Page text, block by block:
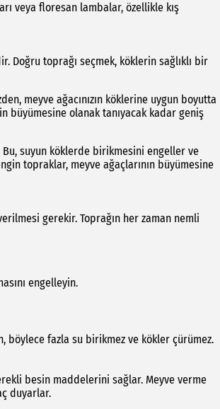
veya floresan lambalar, özellikle kış
Doğru toprağı seçmek, köklerin sağlıklı bir
meyve ağacınızın köklerine uygun boyutta
büyümesine olanak tanıyacak kadar geniş
suyun köklerde birikmesini engeller ve
topraklar, meyve ağaçlarının büyümesine
gerekir. Toprağın her zaman nemli
engelleyin.
böylece fazla su birikmez ve kökler çürümez.
besin maddelerini sağlar. Meyve verme
duyarlar.